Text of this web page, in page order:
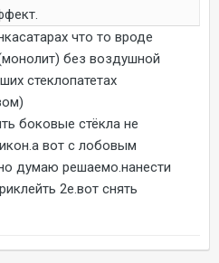
что то вроде
без воздушной
стеклопатетах
боковые стёкла не
вот с лобовым
думаю решаемо.нанести
2е.вот снять